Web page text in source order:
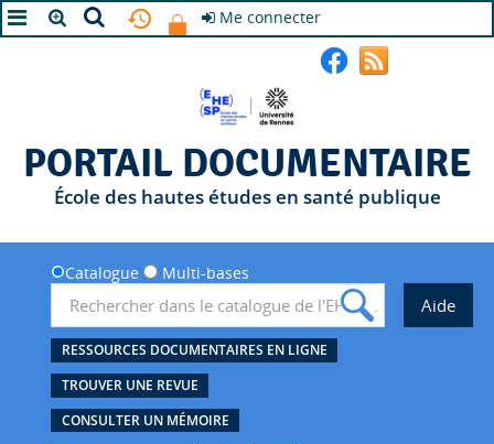
Me connecter
PORTAIL DOCUMENTAIRE
École des hautes études en santé publique
Catalogue Multi-bases
RESSOURCES DOCUMENTAIRES EN LIGNE
TROUVER UNE REVUE
CONSULTER UN MÉMOIRE